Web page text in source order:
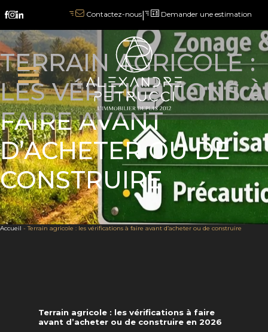
Contactez-nous | Demander une estimation
TERRAIN AGRICOLE :
LES VÉRIFICATIONS À
FAIRE AVANT
D’ACHETER OU DE
CONSTRUIRE
Accueil -Terrain agricole : les vérifications à faire avant d’acheter ou de construire
Terrain agricole : les vérifications à faire
avant d’acheter ou de construire en 2026